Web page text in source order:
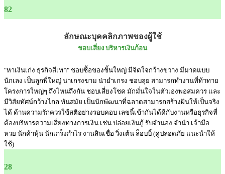
82
ลักษณะบุคคลิกภาพของผู้ใช้
ชอบเสี่ยง บริหารเงินก้อน
"หาเงินเก่ง ธุรกิจสีเทา" ชอบซื้อของชิ้นใหญ่ มีจิตใจกว้างขวาง มีมาดแบบ
นักเลง เป็นลูกพี่ใหญ่ น่าเกรงขาม น่ายำเกรง ชอบลุย สามารถทำงานที่ท้าทาย
โครงการใหญ่ๆ ถึงไหนถึงกัน ชอบเสี่ยงโชค มักมั่นใจในตัวเองพอสมควร และ
มีวิสัยทัศน์กว้างไกล ทันสมัย เป็นนักพัฒนาที่ฉลาดสามารถสร้างฝันให้เป็นจริง
ได้ ด้านความรักควรใช้สติอย่างรอบคอบ เลขนี้เข้ากันได้ดีกับงานหรือธุรกิจที่
ต้องบริหารความเสี่ยงทางการเงิน เช่น ปล่อยเงินกู้ รับจำนอง จำนำ เจ้ามือ
หวย นักค้าหุ้น นักเกร็งกำไร งานสินเชื่อ วิ่งเต้น ล็อบบี้ (คู่ปลอดภัย แนะนำให้
ใช้)
28